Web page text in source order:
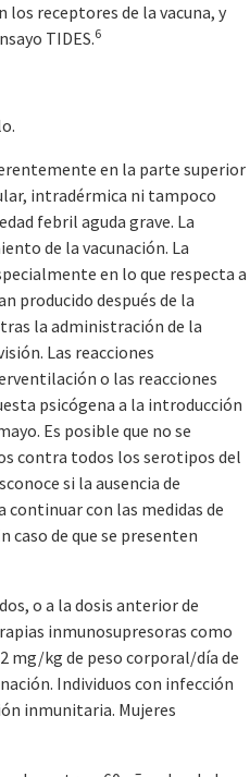
los receptores de la vacuna, y
TIDES.6
en la parte superior
intradérmica ni tampoco
febril aguda grave. La
de la vacunación. La
en lo que respecta a
producido después de la
la administración de la
Las reacciones
o las reacciones
psicógena a la introducción
Es posible que no se
contra todos los serotipos del
si la ausencia de
continuar con las medidas de
caso de que se presenten
o a la dosis anterior de
inmunosupresoras como
mg/kg de peso corporal/día de
Individuos con infección
inmunitaria. Mujeres